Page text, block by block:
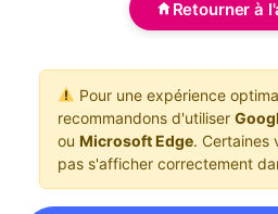
Retourner à
Pour une expérience
recommandons d'utiliser
ou Microsoft Edge. Certaines
pas s'afficher correctement